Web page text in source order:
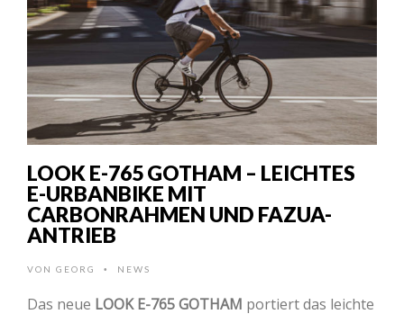
LOOK E-765 GOTHAM – LEICHTES
E-URBANBIKE MIT
CARBONRAHMEN UND FAZUA-
ANTRIEB
VON GEORG • NEWS
Das neue LOOK E-765 GOTHAM portiert das leichte